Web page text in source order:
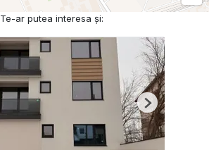
Te-ar putea interesa și:
Next